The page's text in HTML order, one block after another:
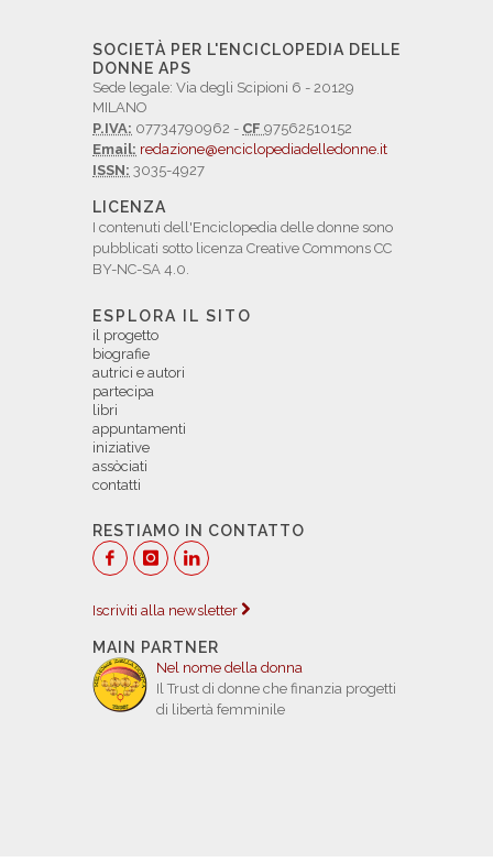
SOCIETÀ PER L'ENCICLOPEDIA DELLE
DONNE APS
Sede legale: Via degli Scipioni 6 - 20129
MILANO
P.IVA: 07734790962 - CF 97562510152
Email: redazione@enciclopediadelledonne.it
ISSN: 3035-4927
LICENZA
I contenuti dell'Enciclopedia delle donne sono
pubblicati sotto licenza Creative Commons CC
BY-NC-SA 4.0.
ESPLORA IL SITO
il progetto
biografie
autrici e autori
partecipa
libri
appuntamenti
iniziative
assòciati
contatti
RESTIAMO IN CONTATTO
Iscriviti alla newsletter
MAIN PARTNER
Nel nome della donna
Il Trust di donne che finanzia progetti
di libertà femminile